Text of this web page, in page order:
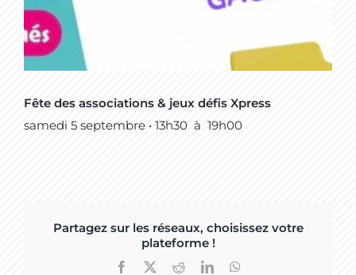
Fête des associations & jeux défis Xpress
samedi 5 septembre • 13h30 à 19h00
Partagez sur les réseaux, choisissez votre
plateforme !
Facebook RedditLinkedIn